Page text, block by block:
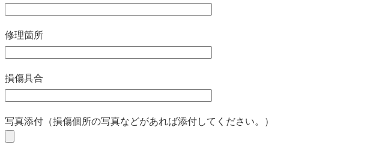
修理箇所
損傷具合
写真添付（損傷個所の写真などがあれば添付してください。）